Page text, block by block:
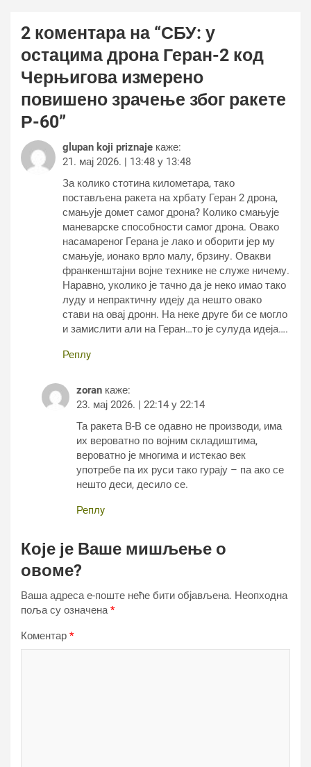
2 коментара на “СБУ: у
остацима дрона Геран-2 код
Черњигова измерено
повишено зрачење због ракете
Р-60”
glupan koji priznaje каже:
21. мај 2026. | 13:48 у 13:48
За колико стотина километара, тако
постављена ракета на хрбату Геран 2 дрона,
смањује домет самог дрона? Колико смањује
маневарске способности самог дрона. Овако
насамареног Герана је лако и оборити јер му
смањује, ионако врло малу, брзину. Овакви
франкенштајни војне технике не служе ничему.
Наравно, уколико је тачно да је неко имао тако
луду и непрактичну идеју да нешто овако
стави на овај дронн. На неке друге би се могло
и замислити али на Геран…то је сулуда идеја….
Реплy
zoran каже:
23. мај 2026. | 22:14 у 22:14
Та ракета В-В се одавно не производи, има
их вероватно по војним складиштима,
вероватно је многима и истекао век
употребе па их руси тако гурају – па ако се
нешто деси, десило се.
Реплy
Које је Ваше мишљење о
овоме?
Ваша адреса е-поште неће бити објављена. Неопходна
поља су означена*
Коментар *